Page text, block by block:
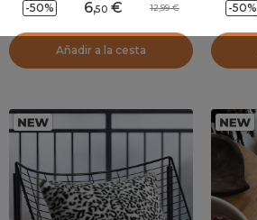
-50% 6,50 12,99
Añadir a la cesta
-50%